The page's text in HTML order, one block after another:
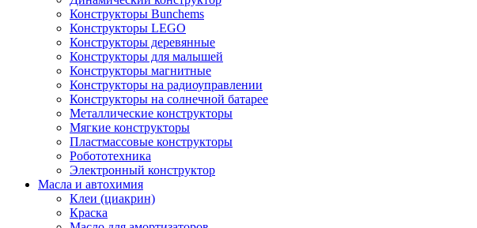
Конструкторы Bunchems
Конструкторы LEGO
Конструкторы деревянные
Конструкторы для малышей
Конструкторы магнитные
Конструкторы на радиоуправлении
Конструкторы на солнечной батарее
Металлические конструкторы
Мягкие конструкторы
Пластмассовые конструкторы
Робототехника
Электронный конструктор
Масла и автохимия
Клеи (циакрин)
Краска